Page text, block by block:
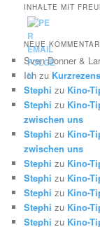
INHALTE MIT
NEUE
Sven Donner &
Ich zu
Stephi zu Kino-
Stephi zu Kino-
zwischen uns
Stephi zu Kino-
zwischen uns
Stephi zu Kino-
Stephi zu Kino-
Stephi zu Kino-
Stephi zu Kino-
Stephi zu Kino-